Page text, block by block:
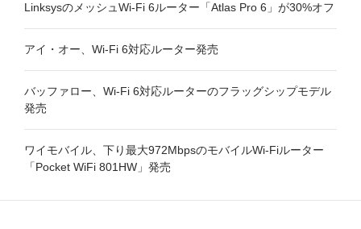
LinksysのメッシュWi-Fi 6ルーター「Atlas Pro 6」が30%オフ
アイ・オー、Wi-Fi 6対応ルーター発売
バッファロー、Wi-Fi 6対応ルーターのフラッグシップモデル
発売
ワイモバイル、下り最大972MbpsのモバイルWi-Fiルーター
「Pocket WiFi 801HW」発売